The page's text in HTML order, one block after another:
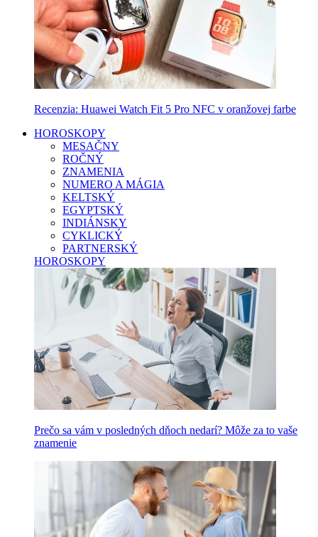
Recenzia: Huawei Watch Fit 5 Pro NFC v oranžovej farbe
HOROSKOPY
MESAČNY
ROČNÝ
ZNAMENIA
NUMERO A MÁGIA
KELTSKÝ
EGYPTSKÝ
INDIÁNSKY
CYKLICKÝ
PARTNERSKÝ
HOROSKOPY
Prečo sa vám v posledných dňoch nedarí? Môže za to vaše
znamenie